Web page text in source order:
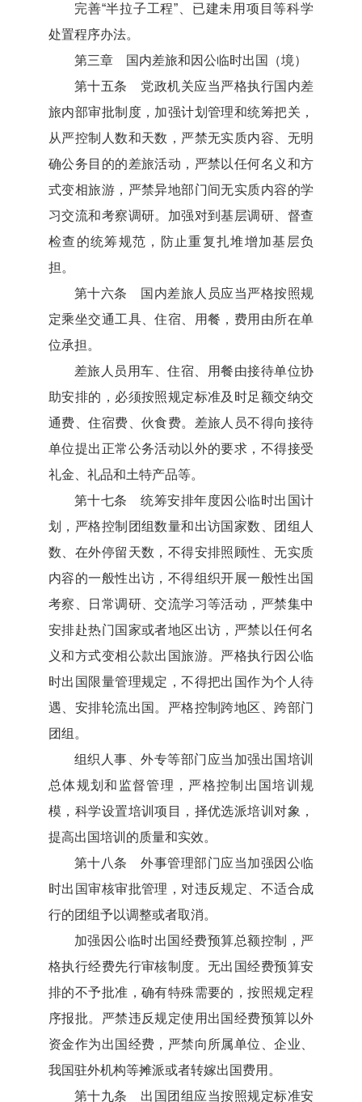
完善“半拉子工程”、已建未用项目等科学
处置程序办法。
第三章 国内差旅和因公临时出国（境）
第十五条 党政机关应当严格执行国内差
旅内部审批制度，加强计划管理和统筹把关，
从严控制人数和天数，严禁无实质内容、无明
确公务目的的差旅活动，严禁以任何名义和方
式变相旅游，严禁异地部门间无实质内容的学
习交流和考察调研。加强对到基层调研、督查
检查的统筹规范，防止重复扎堆增加基层负
担。
第十六条 国内差旅人员应当严格按照规
定乘坐交通工具、住宿、用餐，费用由所在单
位承担。
差旅人员用车、住宿、用餐由接待单位协
助安排的，必须按照规定标准及时足额交纳交
通费、住宿费、伙食费。差旅人员不得向接待
单位提出正常公务活动以外的要求，不得接受
礼金、礼品和土特产品等。
第十七条 统筹安排年度因公临时出国计
划，严格控制团组数量和出访国家数、团组人
数、在外停留天数，不得安排照顾性、无实质
内容的一般性出访，不得组织开展一般性出国
考察、日常调研、交流学习等活动，严禁集中
安排赴热门国家或者地区出访，严禁以任何名
义和方式变相公款出国旅游。严格执行因公临
时出国限量管理规定，不得把出国作为个人待
遇、安排轮流出国。严格控制跨地区、跨部门
团组。
组织人事、外专等部门应当加强出国培训
总体规划和监督管理，严格控制出国培训规
模，科学设置培训项目，择优选派培训对象，
提高出国培训的质量和实效。
第十八条 外事管理部门应当加强因公临
时出国审核审批管理，对违反规定、不适合成
行的团组予以调整或者取消。
加强因公临时出国经费预算总额控制，严
格执行经费先行审核制度。无出国经费预算安
排的不予批准，确有特殊需要的，按照规定程
序报批。严禁违反规定使用出国经费预算以外
资金作为出国经费，严禁向所属单位、企业、
我国驻外机构等摊派或者转嫁出国费用。
第十九条 出国团组应当按照规定标准安